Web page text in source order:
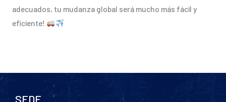
adecuados, tu mudanza global será mucho más fácil y
eficiente!
SEDE